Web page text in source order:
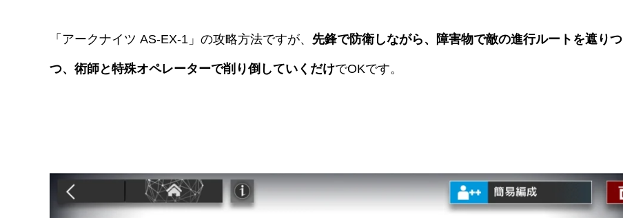
「アークナイツ AS-EX-1」の攻略方法ですが、 先鋒で防衛しながら、障害物で敵の進行ルートを遮りつ
つ、術師と特殊オペレーターで削り倒していくだけでOKです。